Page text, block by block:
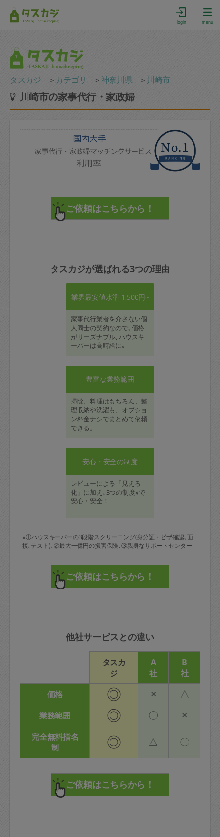
login menu
タスカジ ＞ カテゴリ ＞神奈川県 ＞ 川崎市
川崎市の家事代行・家政婦
タスカジが選ばれる3つの理由
業界最安値水準 1,500円~
家事代行業者を介さない個
人同士の契約なので､価格
がリーズナブル｡ハウスキ
ーパーは高時給に｡
豊富な業務範囲
掃除、料理はもちろん、整
理収納や洗濯も、オプショ
ン料金ナシでまとめて依頼
できる。
安心・安全の制度
レビューによる「見える
化」に加え､3つの制度※で
安心・安全！
※①ハウスキーパーの3段階スクリーニング(身分証・ビザ確認､面
接､テスト)､②最大一億円の損害保険､③親身なサポートセンター
他社サービスとの違い
タスカ
ジ
A
社
B
社
価格
◎ × △
業務範囲 ◎ 〇 ×
完全無料指名
制
◎ △ 〇